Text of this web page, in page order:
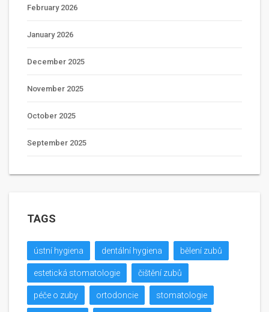
February 2026
January 2026
December 2025
November 2025
October 2025
September 2025
TAGS
ústní hygiena dentální hygiena bělení zubů
estetická stomatologie čištění zubů
péče o zuby ortodoncie stomatologie